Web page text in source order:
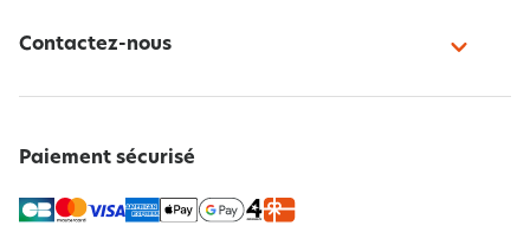
Contactez-nous
Paiement sécurisé